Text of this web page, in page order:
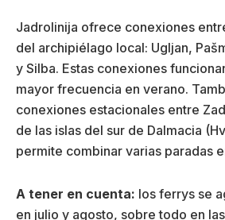
Jadrolinija ofrece conexiones
del archipiélago local: Ugljan,
y Silba. Estas conexiones
mayor frecuencia en verano.
conexiones estacionales entre
de las islas del sur de Dalmacia
permite combinar varias paradas
A tener en cuenta: los ferrys se
en julio y agosto, sobre todo en